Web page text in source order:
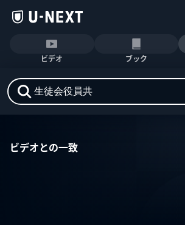
ビデオ ブック
ビデオとの一致